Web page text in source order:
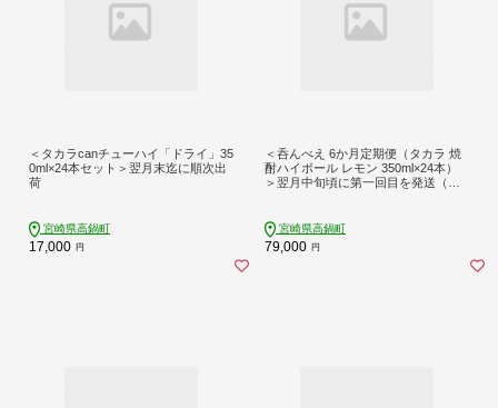
＜タカラcanチューハイ「ドライ」35
0ml×24本セット＞翌月末迄に順次出
荷
宮崎県高鍋町
17,000 円
＜呑んべえ 6か月定期便（タカラ 焼
酎ハイボール レモン 350ml×24本）
＞翌月中旬頃に第一回目を発送（※1
宮崎県高鍋町
79,000 円